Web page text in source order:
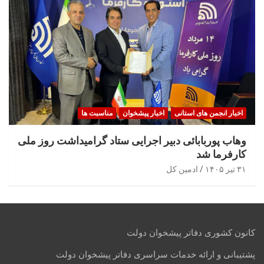
اخبار انجمن های استانی اخبار پیشخوان مناسبت ها
وهاب پوربابائی دبیر اجرایی ستاد گرامیداشت روز ملی
کارفرما شد
۳۱ تیر ۱۴۰۵ ادمین کل
کانون کشوری دفاتر پیشخوان دولت
پشتیبانی و ارائه خدمات سراسری دفاتر پیشخوان دولت